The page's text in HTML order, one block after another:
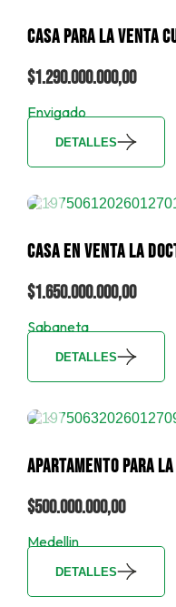
CASA PARA LA VENTA
$1.290.000.000,00
Envigado
DETALLES
CASA EN VENTA LA
$1.650.000.000,00
Sabaneta
DETALLES
APARTAMENTO PARA
$500.000.000,00
Medellin
DETALLES